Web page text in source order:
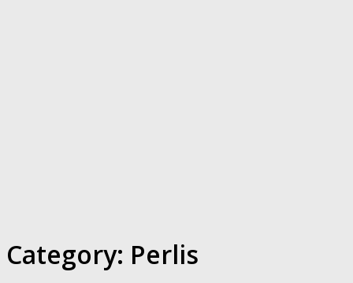
Category: Perlis